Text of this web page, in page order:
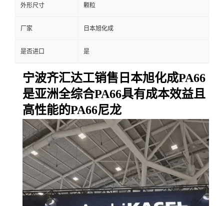
外形尺寸 颗粒
厂家 日本旭化成
是否进口 是
宁波齐汇达工销售日本旭化成PA66
是亚洲全综合PA66具有成本效益且
高性能的PA66尼龙